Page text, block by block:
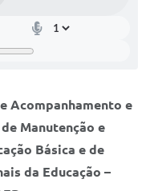
Acompanhamento e
Manutenção e
Básica e de
da Educação –